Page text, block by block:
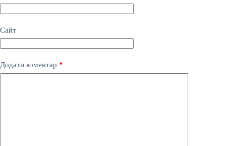
Сайт
Додати коментар *